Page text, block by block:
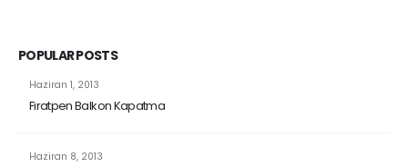
POPULAR POSTS
Haziran 1, 2013
Fıratpen Balkon Kapatma
Haziran 8, 2013